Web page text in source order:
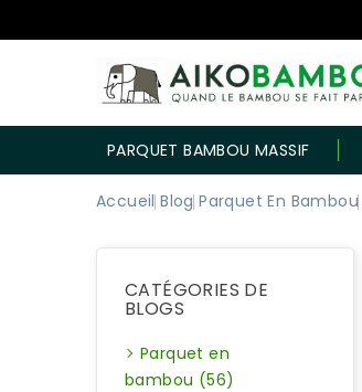
PARQUET BAMBOU MASSIF
Accueil Blog Parquet En Bambou
CATÉGORIES DE
BLOGS
Parquet en
bambou (56)